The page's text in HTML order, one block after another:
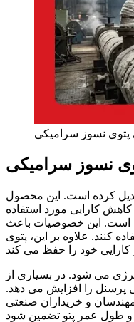
پتوی نسوز سرامیکی
نسوز سرامیکی
کرده است. این محصول
کاهش کارایی مورد استفاده
است. این خصوصیات باعث
کنند. علاوه بر این، پتوی
می شود. در بسیاری از
پرسنل را افزایش می دهد.
و خریداران صنعتی